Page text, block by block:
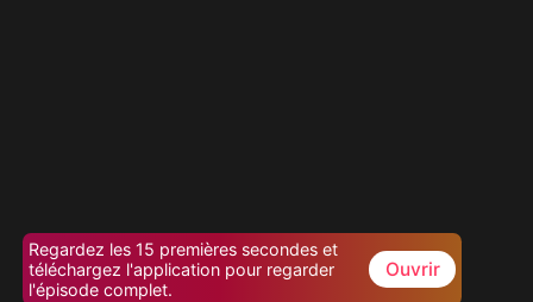
Regardez les 15 premières secondes et
téléchargez l'application pour regarder
l'épisode complet.
Ouvrir